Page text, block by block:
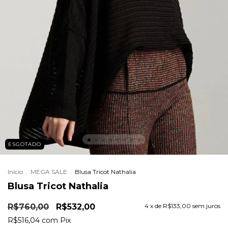
ESGOTADO
Início . MEGA SALE . Blusa Tricot Nathalia
Blusa Tricot Nathalia
R$760,00 R$532,00 4 x de R$133,00 sem juros
R$516,04 com Pix